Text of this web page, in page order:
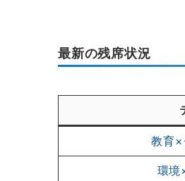
最新の残席状況
教育×
環境